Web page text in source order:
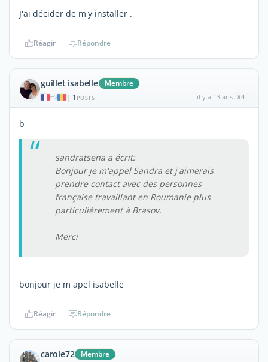
J'ai décider de m'y installer .
Réagir Répondre
guillet isabelle Membre
| 1 POSTS il y a 13 ans #4
b
sandratsena a écrit:
Bonjour je m'appel Sandra et j'aimerais
prendre contact avec des personnes
française travaillant en Roumanie plus
particulièrement à Brasov.
Merci
bonjour je m apel isabelle
Réagir Répondre
carole72 Membre